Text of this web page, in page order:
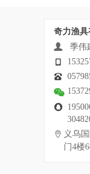
奇力渔具
季伟
义乌
门4楼